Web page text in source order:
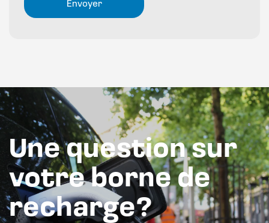
Une question sur
votre borne de
recharge?